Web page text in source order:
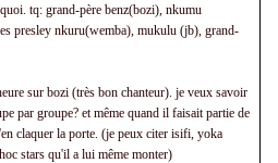
tq: grand-père benz(bozi), nkumu
presley nkuru(wemba), mukulu (jb), grand-
sur bozi (très bon chanteur). je veux savoir
par groupe? et même quand il faisait partie de
claquer la porte. (je peux citer isifi, yoka
stars qu'il a lui même monter)